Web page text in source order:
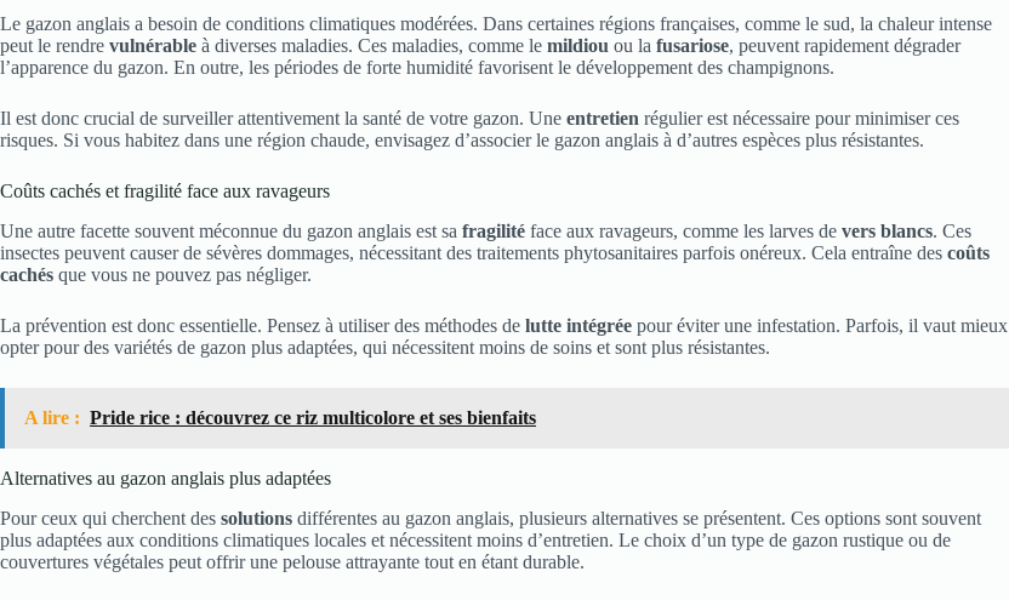
Le gazon anglais a besoin de conditions climatiques modérées. Dans certaines régions françaises, comme le sud, la chaleur intense
peut le rendre vulnérable à diverses maladies. Ces maladies, comme le mildiou ou la fusariose, peuvent rapidement dégrader
l’apparence du gazon. En outre, les périodes de forte humidité favorisent le développement des champignons.
Il est donc crucial de surveiller attentivement la santé de votre gazon. Une entretien régulier est nécessaire pour minimiser ces
risques. Si vous habitez dans une région chaude, envisagez d’associer le gazon anglais à d’autres espèces plus résistantes.
Coûts cachés et fragilité face aux ravageurs
Une autre facette souvent méconnue du gazon anglais est sa fragilité face aux ravageurs, comme les larves de vers blancs. Ces
insectes peuvent causer de sévères dommages, nécessitant des traitements phytosanitaires parfois onéreux. Cela entraîne des coûts
cachés que vous ne pouvez pas négliger.
La prévention est donc essentielle. Pensez à utiliser des méthodes de lutte intégrée pour éviter une infestation. Parfois, il vaut mieux
opter pour des variétés de gazon plus adaptées, qui nécessitent moins de soins et sont plus résistantes.
A lire : Pride rice : découvrez ce riz multicolore et ses bienfaits
Alternatives au gazon anglais plus adaptées
Pour ceux qui cherchent des solutions différentes au gazon anglais, plusieurs alternatives se présentent. Ces options sont souvent
plus adaptées aux conditions climatiques locales et nécessitent moins d’entretien. Le choix d’un type de gazon rustique ou de
couvertures végétales peut offrir une pelouse attrayante tout en étant durable.